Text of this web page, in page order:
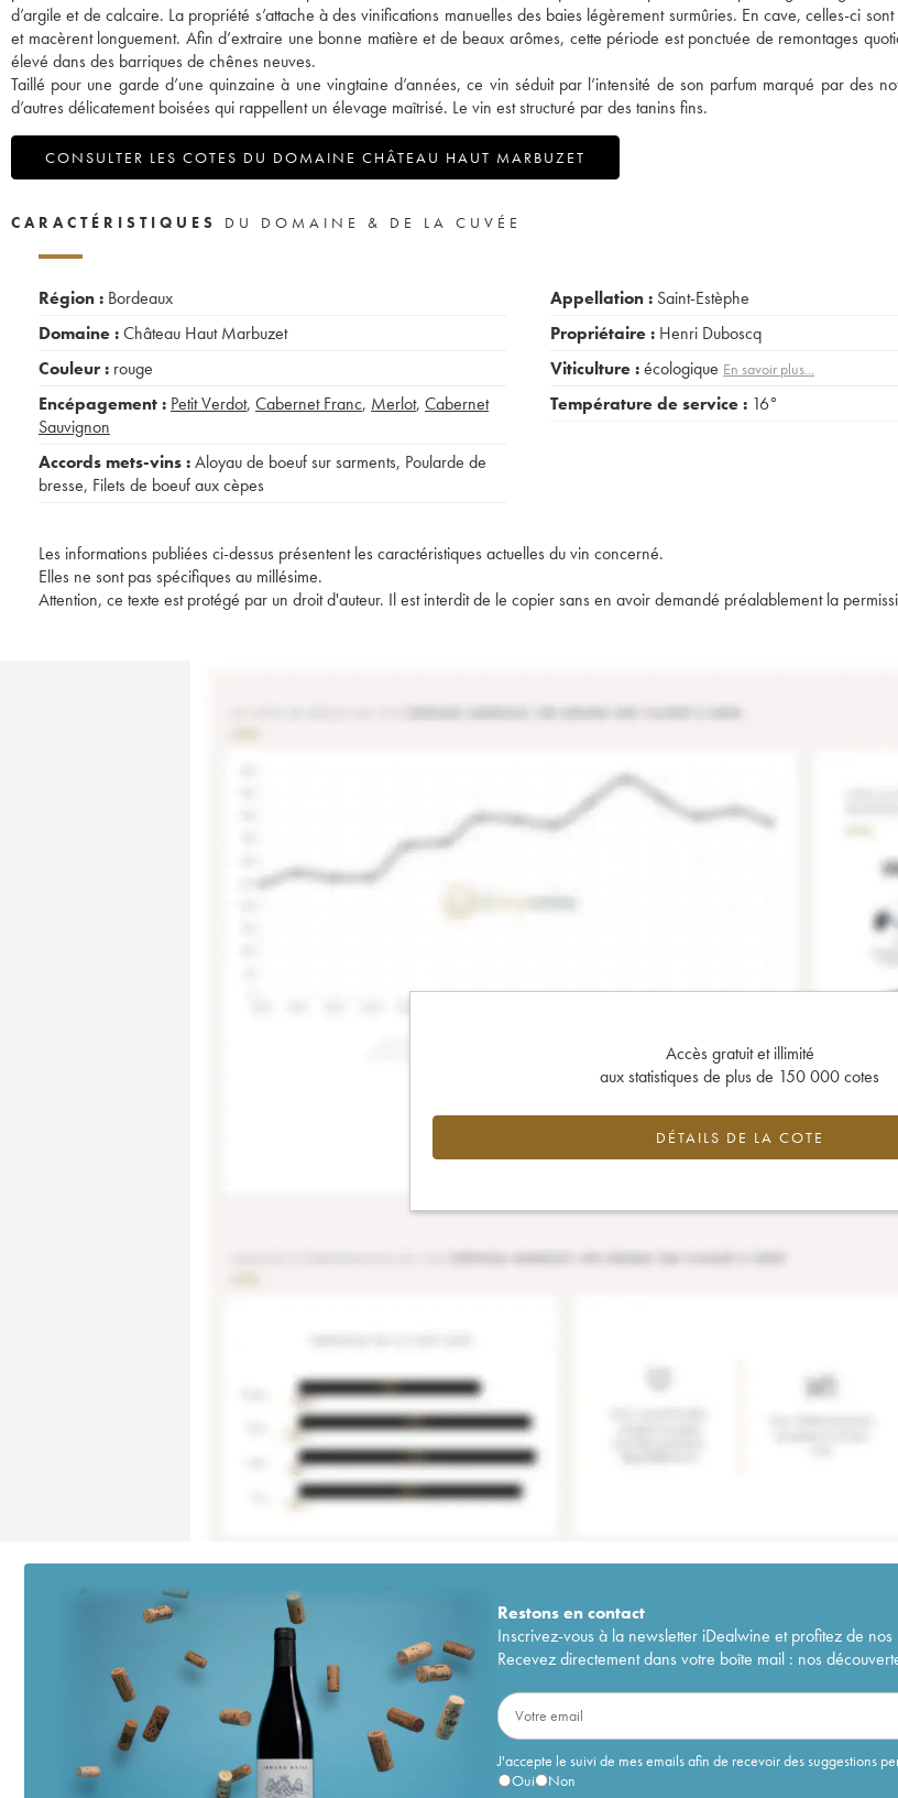
d’argile et de calcaire. La propriété s’attache à des vinifications manuelles des baies légèrement surmûries. En cave, celles-ci
et macèrent longuement. Afin d’extraire une bonne matière et de beaux arômes, cette période est ponctuée de remontages
élevé dans des barriques de chênes neuves.
Taillé pour une garde d’une quinzaine à une vingtaine d’années, ce vin séduit par l’intensité de son parfum marqué par des
d’autres délicatement boisées qui rappellent un élevage maîtrisé. Le vin est structuré par des tanins fins.
CONSULTER LES COTES DU DOMAINE CHÂTEAU HAUT MARBUZET
CARACTÉRISTIQUES DU DOMAINE & DE LA CUVÉE
Région : Bordeaux
Domaine :Château Haut Marbuzet
Couleur : rouge
Encépagement : Petit Verdot, Cabernet Franc, Merlot, Cabernet
Sauvignon
Accords mets-vins :Aloyau de boeuf sur sarments, Poularde de
bresse, Filets de boeuf aux cèpes
Appellation : Saint-Estèphe
Propriétaire : Henri Duboscq
Viticulture :écologique En savoir plus...
Température de service : 16°
Les informations publiées ci-dessus présentent les caractéristiques actuelles du vin concerné.
Elles ne sont pas spécifiques au millésime.
Attention, ce texte est protégé par un droit d'auteur. Il est interdit de le copier sans en avoir demandé préalablement la
Accès gratuit et illimité
aux statistiques de plus de 150 000 cotes
DÉTAILS DE LA COTE
Restons encontact
Inscrivez-vous à la newsletter iDealwine et profitez de
Recevez directement dans votre boîte mail : nos
J'accepte le suivi de mes emails afin de recevoir des suggestions
Oui
Non